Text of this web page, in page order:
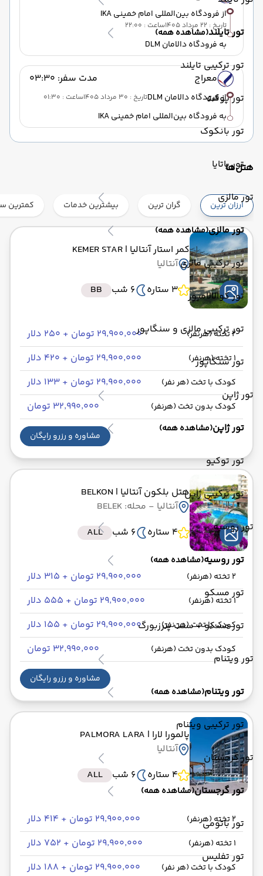
تور تایلند(مشاهده همه)
تور ترکیبی تایلند
تور پوکت
تور بانکوک
تور پاتایا
تور مالزی
تور مالزی(مشاهده همه)
تور ترکیبی مالزی
تور کوالالامپور
تور ترکیبی مالزی و سنگاپور
تور سنگاپور
تور ژاپن
تور ژاپن(مشاهده همه)
تور توکیو
تور ترکیبی ژاپن
تور روسیه
تور روسیه(مشاهده همه)
تور مسکو
تور مسکو + سنت پترزبورگ
تور ویتنام
تور ویتنام(مشاهده همه)
تور ترکیبی ویتنام
تور گرجستان
تور گرجستان(مشاهده همه)
تور باتومی
تور تفلیس
از فرودگاه بین‌المللی امام خمینی IKA
تاریخ : 22 مرداد 1405 ساعت : 22:00
به فرودگاه دالامان DLM
معراج مدت سفر: 03:30
از فرودگاه دالامان DLM تاریخ : 30 مرداد 1405 ساعت : 01:30
به فرودگاه بین‌المللی امام خمینی IKA
هتل‌ها
ارزان ترین گران ترین بیشترین خدمات کمترین
کمر استار آنتالیا | KEMER STAR
آنتالیا
3 ستاره
6 شب BB
2 تخته (هرنفر) ۲۹٬۹۰۰٬۰۰۰ تومان + ۲۵۰ دلار
1 تخته (هرنفر) ۲۹٬۹۰۰٬۰۰۰ تومان + ۴۲۰ دلار
کودک با تخت (هر نفر) ۲۹٬۹۰۰٬۰۰۰ تومان + ۱۳۳ دلار
کودک بدون تخت (هرنفر) ۳۲٬۹۹۰٬۰۰۰ تومان
مشاوره و رزرو رایگان
هتل بلکون آنتالیا | BELKON
آنتالیا - محله: BELEK
4 ستاره
6 شب ALL
2 تخته (هرنفر) ۲۹٬۹۰۰٬۰۰۰ تومان + ۳۱۵ دلار
1 تخته (هرنفر) ۲۹٬۹۰۰٬۰۰۰ تومان + ۵۵۵ دلار
کودک با تخت (هر نفر) ۲۹٬۹۰۰٬۰۰۰ تومان + ۱۵۵ دلار
کودک بدون تخت (هرنفر) ۳۲٬۹۹۰٬۰۰۰ تومان
مشاوره و رزرو رایگان
پالمورا لارا | PALMORA LARA
آنتالیا
4 ستاره
6 شب ALL
2 تخته (هرنفر) ۲۹٬۹۰۰٬۰۰۰ تومان + ۴۱۴ دلار
1 تخته (هرنفر) ۲۹٬۹۰۰٬۰۰۰ تومان + ۷۵۲ دلار
کودک با تخت (هر نفر) ۲۹٬۹۰۰٬۰۰۰ تومان + ۱۸۸ دلار